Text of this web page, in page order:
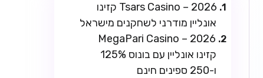
Tsars Casino – 2026 קזינו
אונליין מודרני לשחקנים מישראל
MegaPari Casino – 2026
קזינו אונליין עם בונוס 125%
ו-250 ספינים חינם